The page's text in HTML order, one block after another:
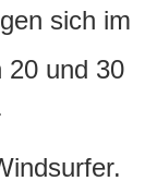
sich im
20 und 30